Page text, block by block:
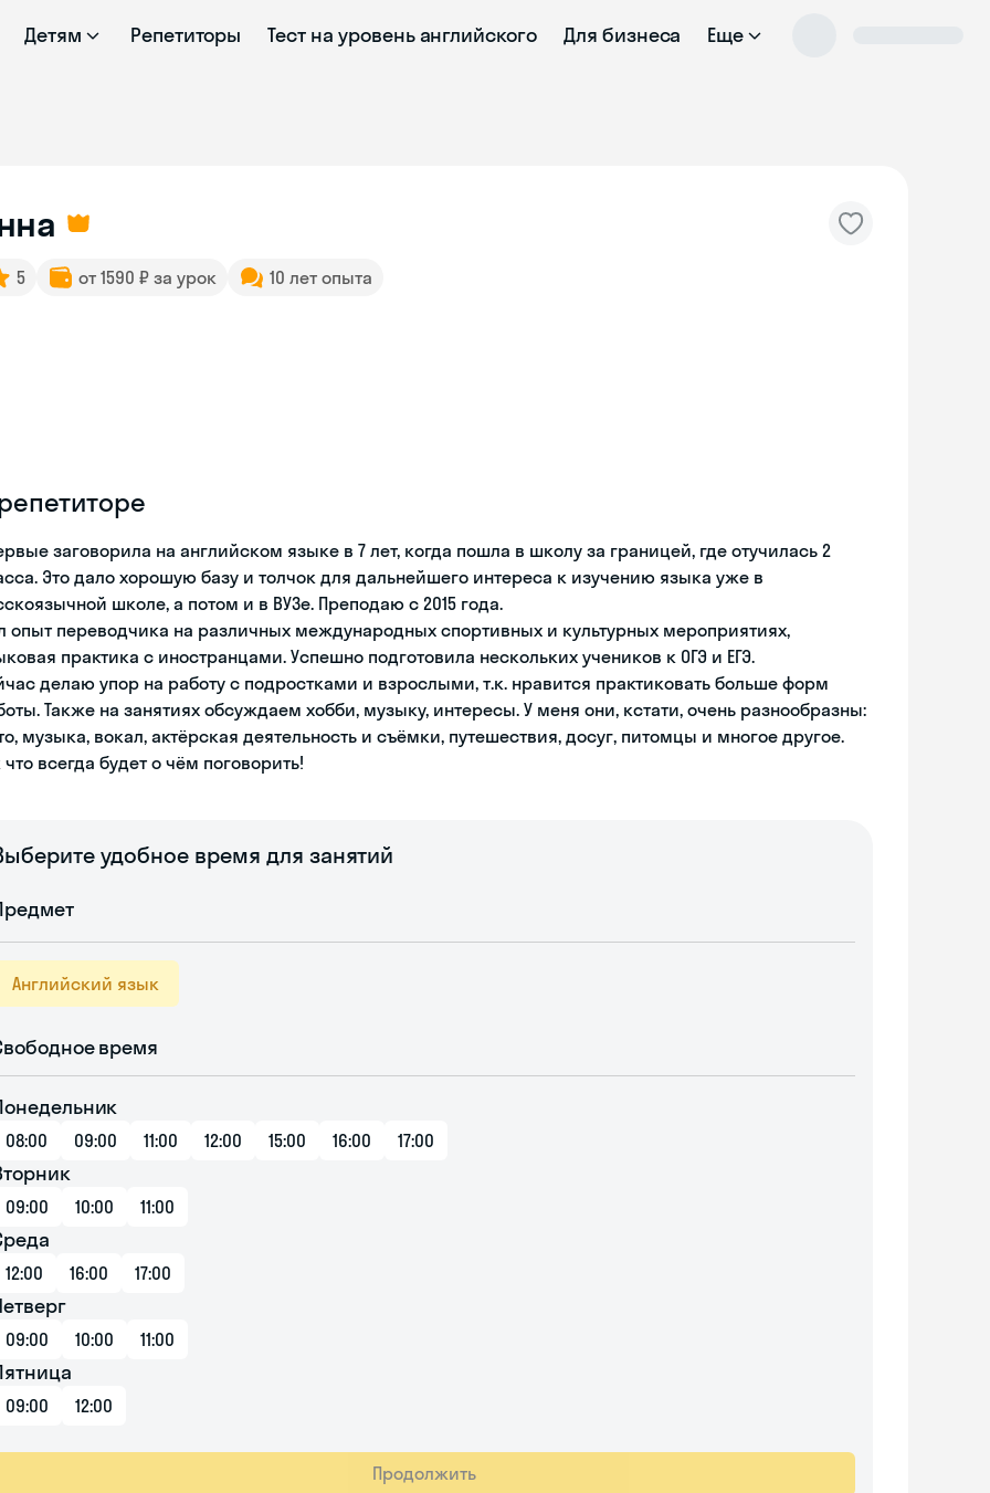
Детям Репетиторы Тест на уровень английского Для бизнеса Еще
5 от 1590 ₽ за урок 10 лет опыта
заговорила на английском языке в 7 лет, когда пошла в школу за границей, где отучилась 2
Это дало хорошую базу и толчок для дальнейшего интереса к изучению языка уже в
школе, а потом и в ВУЗе. Преподаю с 2015 года.
опыт переводчика на различных международных спортивных и культурных мероприятиях,
практика с иностранцами. Успешно подготовила нескольких учеников к ОГЭ и ЕГЭ.
делаю упор на работу с подростками и взрослыми, т.к. нравится практиковать больше форм
Также на занятиях обсуждаем хобби, музыку, интересы. У меня они, кстати, очень разнообразны:
музыка, вокал, актёрская деятельность и съёмки, путешествия, досуг, питомцы и многое другое.
что всегда будет о чём поговорить!
удобное время для занятий
Английский язык
время
08:00 09:00 11:00 12:00 15:00 16:00 17:00
09:00 10:00 11:00
12:00 16:00 17:00
09:00 10:00 11:00
09:00 12:00
Продолжить